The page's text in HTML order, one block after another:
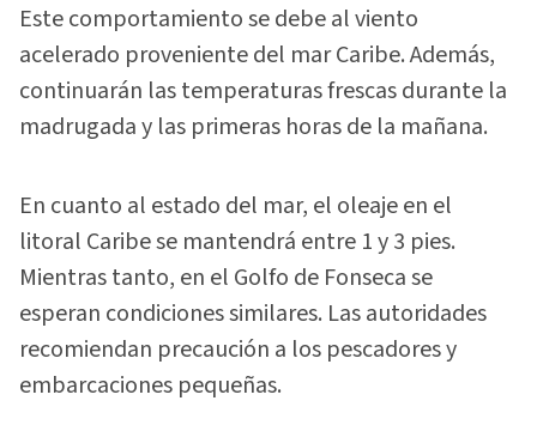
Este comportamiento se debe al viento
acelerado proveniente del mar Caribe. Además,
continuarán las temperaturas frescas durante la
madrugada y las primeras horas de la mañana.
En cuanto al estado del mar, el oleaje en el
litoral Caribe se mantendrá entre 1 y 3 pies.
Mientras tanto, en el Golfo de Fonseca se
esperan condiciones similares. Las autoridades
recomiendan precaución a los pescadores y
embarcaciones pequeñas.